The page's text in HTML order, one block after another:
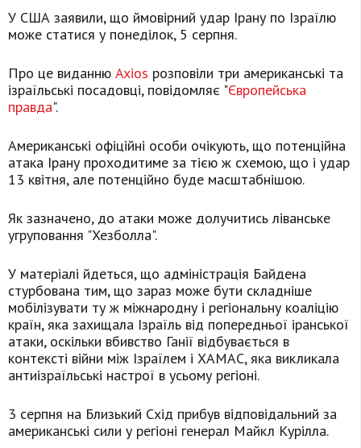
У США заявили, що ймовірний удар Ірану по Ізраїлю
може статися у понеділок, 5 серпня.
Про це виданню Axios розповіли три американські та
ізраїльські посадовці, повідомляє "Європейська
правда".
Американські офіційні особи очікують, що потенційна
атака Ірану проходитиме за тією ж схемою, що і удар
13 квітня, але потенційно буде масштабнішою.
Як зазначено, до атаки може долучитись ліванське
угруповання "Хезболла".
У матеріалі йдеться, що адміністрація Байдена
стурбована тим, що зараз може бути складніше
мобілізувати ту ж міжнародну і регіональну коаліцію
країн, яка захищала Ізраїль від попередньої іранської
атаки, оскільки вбивство Ганії відбувається в
контексті війни між Ізраїлем і ХАМАС, яка викликала
антиізраїльські настрої в усьому регіоні.
3 серпня на Близький Схід прибув відповідальний за
американські сили у регіоні генерал Майкл Курілла.